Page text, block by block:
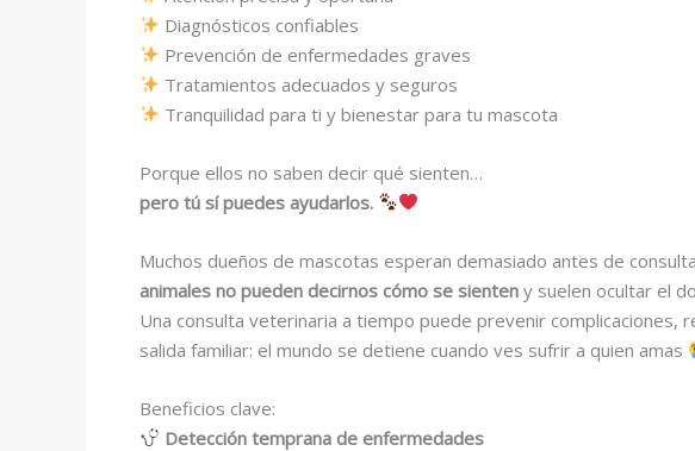
Diagnósticos confiables
Prevención de enfermedades graves
Tratamientos adecuados y seguros
Tranquilidad para ti y bienestar para tu mascota
Porque ellos no saben decir qué sienten…
pero tú sí puedes ayudarlos.
Muchos dueños de mascotas esperan demasiado antes de
animales no pueden decirnos cómo se sienten y suelen ocultar el
Una consulta veterinaria a tiempo puede prevenir
salida familiar: el mundo se detiene cuando ves sufrir a quien amas
Beneficios clave:
Detección temprana de enfermedades